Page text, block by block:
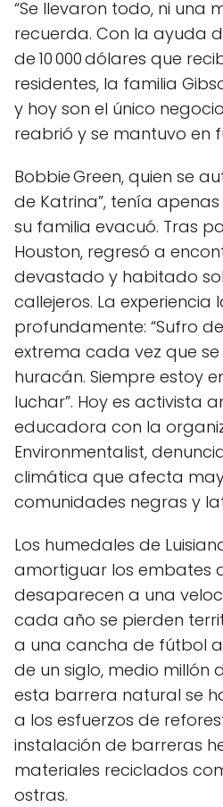
“Se llevaron todo, ni una
recuerda. Con la ayuda
de 10 000 dólares que
residentes, la familia
y hoy son el único
reabrió y se mantuvo en
Bobbie Green, quien se
de Katrina”, tenía
su familia evacuó. Tras
Houston, regresó a
devastado y habitado
callejeros. La experiencia
profundamente: “Sufro
extrema cada vez que
huracán. Siempre estoy
luchar”. Hoy es activista
educadora con la
Environmentalist,
climática que afecta
comunidades negras y
Los humedales de
amortiguar los embates
desaparecen a una
cada año se pierden
a una cancha de fútbol
de un siglo, medio millón
esta barrera natural se
a los esfuerzos de
instalación de barreras
materiales reciclados
ostras.